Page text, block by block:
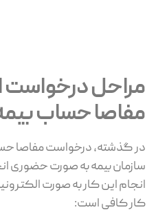
مراحل
مفاصا حساب
در گذشته، درخواست مفاصا
سازمان بیمه به صورت حضوری
انجام این کار به صورت
کار کافی است: